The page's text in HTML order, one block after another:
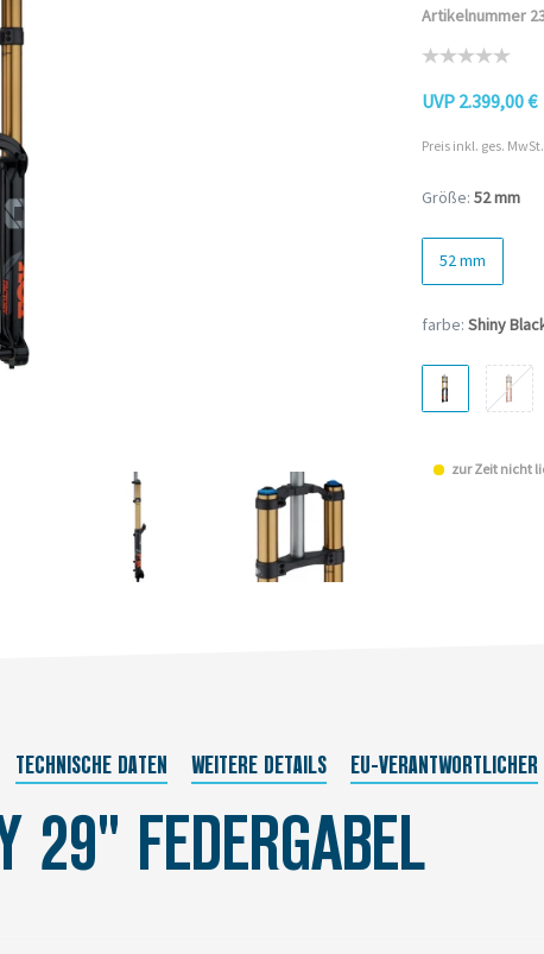
Artikelnummer
UVP 2.399,00 €
Preis inkl. ges.
Größe: 52 mm
52 mm
farbe: Shiny
zur Zeit nicht
TECHNISCHE DATEN WEITERE DETAILS EU-VERANTWORTLICHER
29" FEDERGABEL